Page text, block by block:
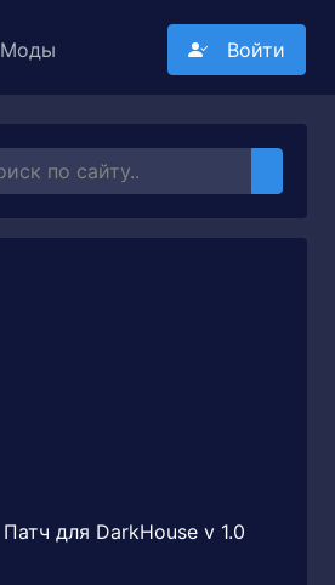
Моды Войти
Патч для DarkHouse v 1.0